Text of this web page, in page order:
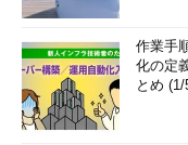
作業手
化の定
とめ (1/